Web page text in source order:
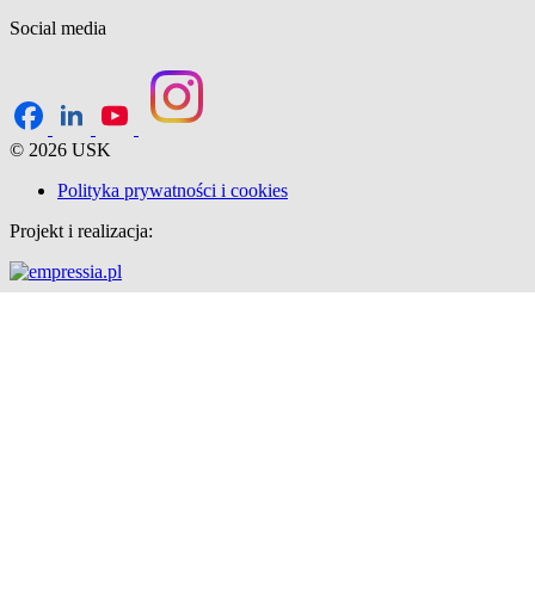
Social media
© 2026 USK
Polityka prywatności i cookies
Projekt i realizacja: